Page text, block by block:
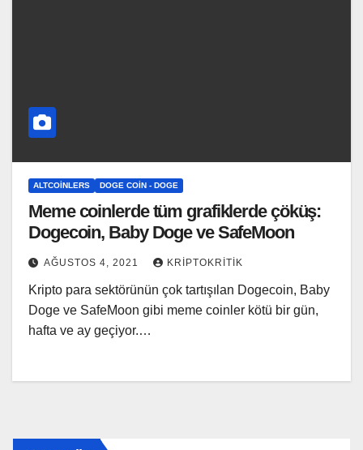
ALTCOINLERS DOGE COIN - DOGE
Meme coinlerde tüm grafiklerde çöküş:
Dogecoin, Baby Doge ve SafeMoon
AĞUSTOS 4, 2021 KRIPTOKRITIK
Kripto para sektörünün çok tartışılan Dogecoin, Baby
Doge ve SafeMoon gibi meme coinler kötü bir gün,
hafta ve ay geçiyor.…